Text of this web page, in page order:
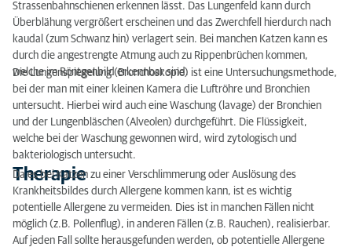
Strassenbahnschienen erkennen lässt. Das Lungenfeld kann durch
Überblähung vergrößert erscheinen und das Zwerchfell hierdurch nach
kaudal (zum Schwanz hin) verlagert sein. Bei manchen Katzen kann es
durch die angestrengte Atmung auch zu Rippenbrüchen kommen,
welche im Röntgenbild erkennbar sind.
Die Lungenspiegelung (Bronchoskopie) ist eine Untersuchungsmethode,
bei der man mit einer kleinen Kamera die Luftröhre und Bronchien
untersucht. Hierbei wird auch eine Waschung (lavage) der Bronchien
und der Lungenbläschen (Alveolen) durchgeführt. Die Flüssigkeit,
welche bei der Waschung gewonnen wird, wird zytologisch und
bakteriologisch untersucht.
Therapie
Da es bei Katzen zu einer Verschlimmerung oder Auslösung des
Krankheitsbildes durch Allergene kommen kann, ist es wichtig
potentielle Allergene zu vermeiden. Dies ist in manchen Fällen nicht
möglich (z.B. Pollenflug), in anderen Fällen (z.B. Rauchen), realisierbar.
Auf jeden Fall sollte herausgefunden werden, ob potentielle Allergene